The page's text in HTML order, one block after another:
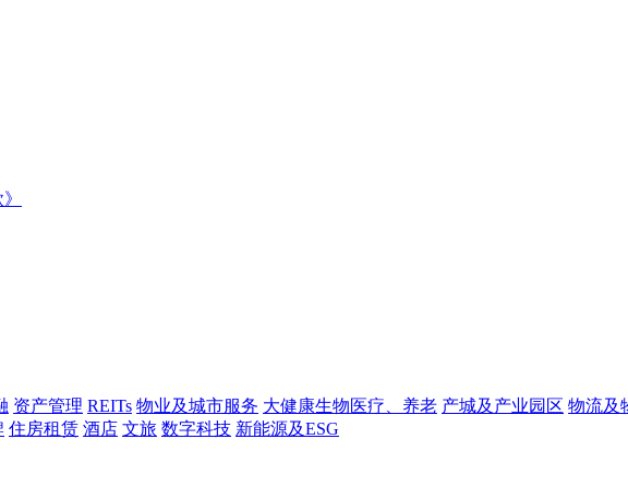
资产管理 REITs 物业及城市服务 大健康生物医疗、养老 产城及产业园区 物流及
住房租赁 酒店 文旅 数字科技 新能源及ESG